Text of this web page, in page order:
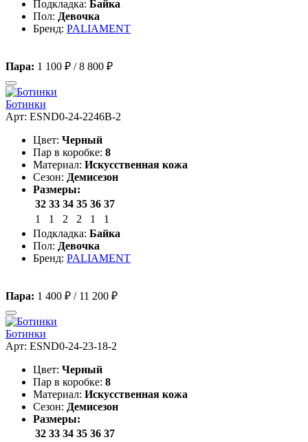
Подкладка: Байка
Пол: Девочка
Бренд: PALIAMENT
Пара: 1 100 ₽ /8 800 ₽
Ботинки
Арт: ESND0-24-2246B-2
Цвет: Черный
Пар в коробке: 8
Материал: Искусственная кожа
Сезон: Демисезон
Размеры:
32 33 34 35 36 37
1
1 2 2 1
1
Подкладка: Байка
Пол: Девочка
Бренд: PALIAMENT
Пара: 1 400 ₽ / 11 200 ₽
Ботинки
Арт: ESND0-24-23-18-2
Цвет: Черный
Пар в коробке: 8
Материал: Искусственная кожа
Сезон: Демисезон
Размеры:
32 33 34 35 36 37